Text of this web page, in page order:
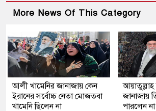
More News Of This Category
আলী খামেনির জানাজায় কেন
ইরানের সর্বোচ্চ নেতা মোজতবা
খামেনি ছিলেন না
জানাজায়
পারলেন